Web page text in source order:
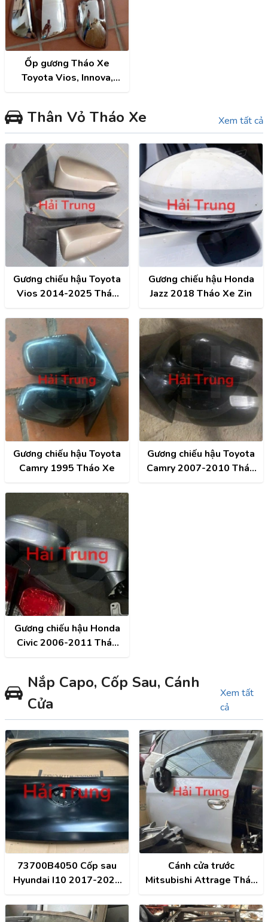
Ốp gương Tháo Xe
Toyota Vios, Innova,
Thân Vỏ Tháo Xe Xem tất cả
Gương chiếu hậu Toyota
Vios 2014-2025 Tháo
Gương chiếu hậu Honda
Jazz 2018 Tháo Xe Zin
Gương chiếu hậu Toyota
Camry 1995 Tháo Xe
Gương chiếu hậu Toyota
Camry 2007-2010 Tháo
Gương chiếu hậu Honda
Civic 2006-2011 Tháo
Nắp Capo, Cốp Sau, Cánh
Cửa
Xem tất
cả
73700B4050 Cốp sau
Hyundai I10 2017-2021
Cánh cửa trước
Mitsubishi Attrage Tháo